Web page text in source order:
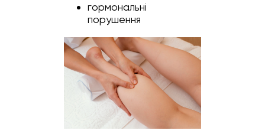
гормональні
порушення